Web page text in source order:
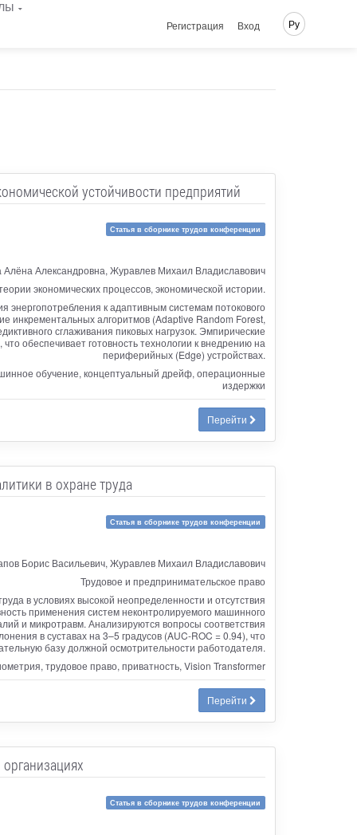
Регистрация Вход Ру
устойчивости предприятий
Статья в сборнике трудов конференции
Александровна, Журавлев Михаил Владиславович
экономических процессов, экономической истории.
энергопотребления к адаптивным системам потокового
инкрементальных алгоритмов (Adaptive Random Forest,
сглаживания пиковых нагрузок. Эмпирические
обеспечивает готовность технологии к внедрению на
периферийных (Edge) устройствах.
обучение, концептуальный дрейф, операционные
издержки
Перейти
в охране труда
Статья в сборнике трудов конференции
Борис Васильевич, Журавлев Михаил Владиславович
Трудовое и предпринимательское право
в условиях высокой неопределенности и отсутствия
применения систем неконтролируемого машинного
и микротравм. Анализируются вопросы соответствия
в суставах на 3–5 градусов (AUC-ROC = 0.94), что
базу должной осмотрительности работодателя.
трудовое право, приватность, Vision Transformer
Перейти
Статья в сборнике трудов конференции